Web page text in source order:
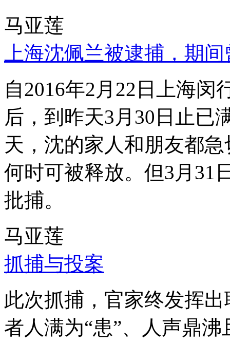
马亚莲
上海沈佩兰被逮捕，期
自2016年2月22日上海
后，到昨天3月30日止已
天，沈的家人和朋友都
何时可被释放。但3月31
批捕。
马亚莲
抓捕与投案
此次抓捕，官家终发挥
者人满为“患”、人声鼎